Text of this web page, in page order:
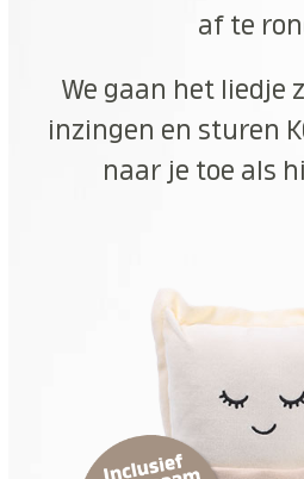
af te
We gaan het liedje
inzingen en sturen
naar je toe als